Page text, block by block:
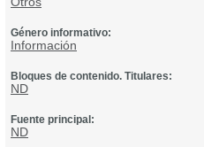
Género informativo:
Información
Bloques de contenido. Titulares:
ND
Fuente principal:
ND